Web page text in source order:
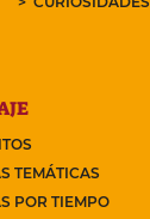
TEMÁTICAS
POR TIEMPO